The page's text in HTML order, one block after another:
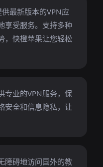
最新版本的VPN应
享受服务。支持多种
，快橙苹果让您轻松
专业的VPN服务，保
安全和信息隐私，让
障碍地访问国外的教